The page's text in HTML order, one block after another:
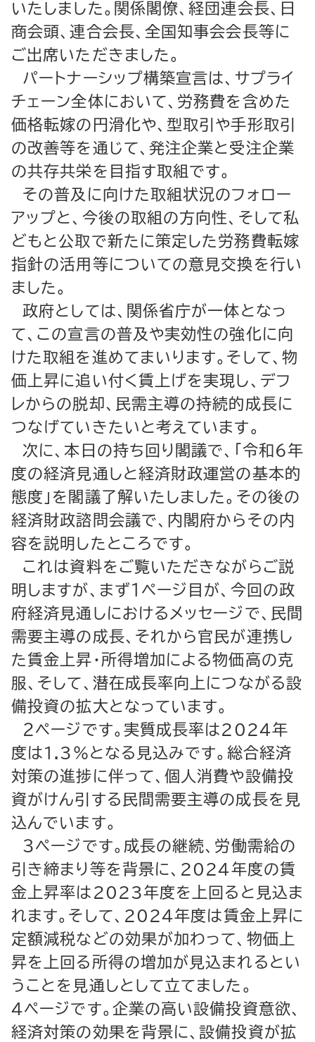
いたしました。関係閣僚、経団連会長、日
商会頭、連合会長、全国知事会会長等に
ご出席いただきました。
パートナーシップ構築宣言は、サプライ
チェーン全体において、労務費を含めた
価格転嫁の円滑化や、型取引や手形取引
の改善等を通じて、発注企業と受注企業
の共存共栄を目指す取組です。
その普及に向けた取組状況のフォロー
アップと、今後の取組の方向性、そして私
どもと公取で新たに策定した労務費転嫁
指針の活用等についての意見交換を行い
ました。
政府としては、関係省庁が一体となっ
て、この宣言の普及や実効性の強化に向
けた取組を進めてまいります。そして、物
価上昇に追い付く賃上げを実現し、デフ
レからの脱却、民需主導の持続的成長に
つなげていきたいと考えています。
次に、本日の持ち回り閣議で、「令和６年
度の経済見通しと経済財政運営の基本的
態度」を閣議了解いたしました。その後の
経済財政諮問会議で、内閣府からその内
容を説明したところです。
これは資料をご覧いただきながらご説
明しますが、まず１ページ目が、今回の政
府経済見通しにおけるメッセージで、民間
需要主導の成長、それから官民が連携し
た賃金上昇・所得増加による物価高の克
服、そして、潜在成長率向上につながる設
備投資の拡大となっています。
２ページです。実質成長率は2024年
度は1.3％となる見込みです。総合経済
対策の進捗に伴って、個人消費や設備投
資がけん引する民間需要主導の成長を見
込んでいます。
３ページです。成長の継続、労働需給の
引き締まり等を背景に、2024年度の賃
金上昇率は2023年度を上回ると見込ま
れます。そして、2024年度は賃金上昇に
定額減税などの効果が加わって、物価上
昇を上回る所得の増加が見込まれるとい
うことを見通しとして立てました。
４ページです。企業の高い設備投資意欲、
経済対策の効果を背景に、設備投資が拡